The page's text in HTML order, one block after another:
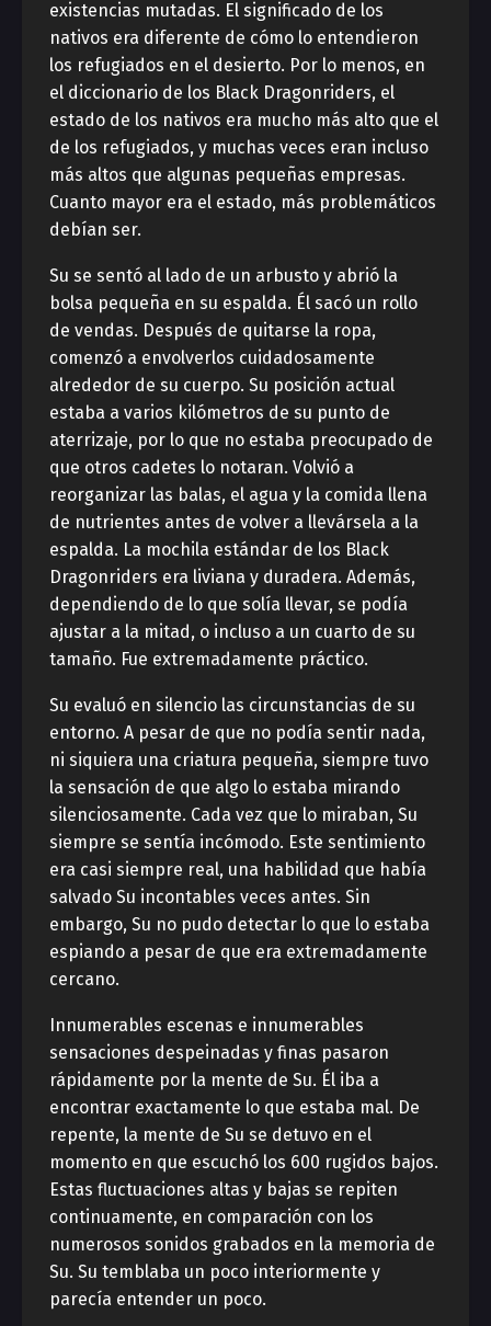
existencias mutadas. El significado de los
nativos era diferente de cómo lo entendieron
los refugiados en el desierto. Por lo menos, en
el diccionario de los Black Dragonriders, el
estado de los nativos era mucho más alto que el
de los refugiados, y muchas veces eran incluso
más altos que algunas pequeñas empresas.
Cuanto mayor era el estado, más problemáticos
debían ser.
Su se sentó al lado de un arbusto y abrió la
bolsa pequeña en su espalda. Él sacó un rollo
de vendas. Después de quitarse la ropa,
comenzó a envolverlos cuidadosamente
alrededor de su cuerpo. Su posición actual
estaba a varios kilómetros de su punto de
aterrizaje, por lo que no estaba preocupado de
que otros cadetes lo notaran. Volvió a
reorganizar las balas, el agua y la comida llena
de nutrientes antes de volver a llevársela a la
espalda. La mochila estándar de los Black
Dragonriders era liviana y duradera. Además,
dependiendo de lo que solía llevar, se podía
ajustar a la mitad, o incluso a un cuarto de su
tamaño. Fue extremadamente práctico.
Su evaluó en silencio las circunstancias de su
entorno. A pesar de que no podía sentir nada,
ni siquiera una criatura pequeña, siempre tuvo
la sensación de que algo lo estaba mirando
silenciosamente. Cada vez que lo miraban, Su
siempre se sentía incómodo. Este sentimiento
era casi siempre real, una habilidad que había
salvado Su incontables veces antes. Sin
embargo, Su no pudo detectar lo que lo estaba
espiando a pesar de que era extremadamente
cercano.
Innumerables escenas e innumerables
sensaciones despeinadas y finas pasaron
rápidamente por la mente de Su. Él iba a
encontrar exactamente lo que estaba mal. De
repente, la mente de Su se detuvo en el
momento en que escuchó los 600 rugidos bajos.
Estas fluctuaciones altas y bajas se repiten
continuamente, en comparación con los
numerosos sonidos grabados en la memoria de
Su. Su temblaba un poco interiormente y
parecía entender un poco.